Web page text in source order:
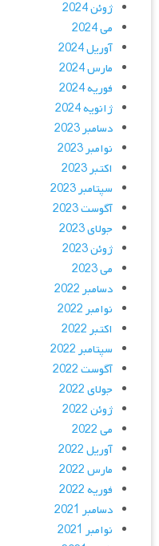
ژوئن 2024
می 2024
آوریل 2024
مارس 2024
فوریه 2024
ژانویه 2024
دسامبر 2023
نوامبر 2023
اکتبر 2023
سپتامبر 2023
آگوست 2023
جولای 2023
ژوئن 2023
می 2023
دسامبر 2022
نوامبر 2022
اکتبر 2022
سپتامبر 2022
آگوست 2022
جولای 2022
ژوئن 2022
می 2022
آوریل 2022
مارس 2022
فوریه 2022
دسامبر 2021
نوامبر 2021